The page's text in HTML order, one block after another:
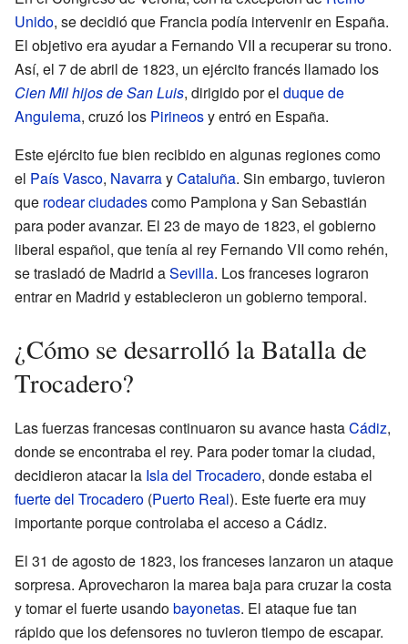
Unido, se decidió que Francia podía intervenir en España.
El objetivo era ayudar a Fernando VII a recuperar su trono.
Así, el 7 de abril de 1823, un ejército francés llamado los
Cien Mil hijos de San Luis, dirigido por el duque de
Angulema, cruzó los Pirineosy entró en España.
Este ejército fue bien recibido en algunas regiones como
el País Vasco, NavarrayCataluña. Sin embargo, tuvieron
que rodear ciudadescomo Pamplona y San Sebastián
para poder avanzar. El 23 de mayo de 1823, el gobierno
liberal español, que tenía al rey Fernando VII como rehén,
se trasladó de Madrid aSevilla. Los franceses lograron
entrar en Madrid y establecieron un gobierno temporal.
¿Cómo se desarrolló la Batalla de
Trocadero?
Las fuerzas francesas continuaron su avance hastaCádiz,
donde se encontraba el rey. Para poder tomar la ciudad,
decidieron atacar la Isla del Trocadero, donde estaba el
fuerte del Trocadero (Puerto Real). Este fuerte era muy
importante porque controlaba el acceso a Cádiz.
El 31 de agosto de 1823, los franceses lanzaron un ataque
sorpresa. Aprovecharon la marea baja para cruzar la costa
y tomar el fuerte usandobayonetas. El ataque fue tan
rápido que los defensores no tuvieron tiempo de escapar.